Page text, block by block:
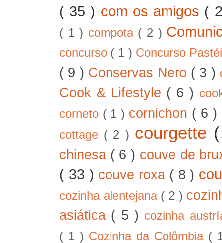
( 35 ) com os amigos (
( 1 ) compota ( 2 )
concurso ( 1 ) Concurso
( 9 ) Conservas Nero ( 3 )
Cook & Lifestyle ( 6 )
corneto ( 1 ) cornichon ( 6 )
cottage ( 2 ) courgette
chinesa ( 6 ) couve de
( 33 ) couve roxa ( 8 )
cozinha alentejana ( 2 )
asiática ( 5 ) cozinha
( 1 ) Cozinha da Colômbia (